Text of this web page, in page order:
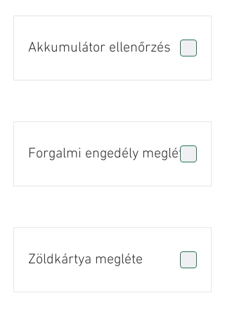
Akkumulátor ellenőrzés
Forgalmi engedély megléte
Zöldkártya megléte